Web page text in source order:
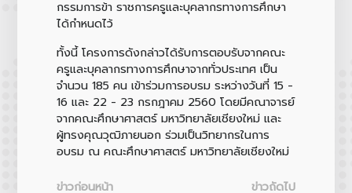
กรรมการข้า ราชการครูและบุคลากรทางการศึกษา
ได้กำหนดไว้
ทั้งนี้ โครงการดังกล่าวได้รับการตอบรับจากคณะ
ครูและบุคลากรทางการศึกษาจากทั่วประเทศ เป็น
จำนวน 185 คน เข้าร่วมการอบรม ระหว่างวันที่ 15 -
16 และ 22 - 23 กรกฎาคม 2560 โดยมีคณาจารย์
จากคณะศึกษาศาสตร์ มหาวิทยาลัยเชียงใหม่ และ
ผู้ทรงคุณวุฒิภายนอก ร่วมเป็นวิทยากรในการ
อบรม ณ คณะศึกษาศาสตร์ มหาวิทยาลัยเชียงใหม่
ข่าวก่อนหน้า
ข่าวถัดไป